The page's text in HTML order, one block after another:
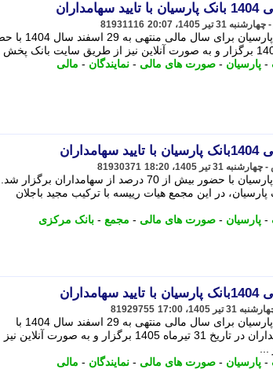
81931116
- پارسیان - صورت های مالی - نمایندگان - مالی
81930371
مجمع عمومی عادی سالانه بانک پارسیان با حضور بیش از 70 درصد از سهامداران برگزار شد.
در این مجمع هیات رییسه با ترکیب مجید باجلان
- پارسیان - صورت های مالی - مجمع - بانک مرکزی
81929755
مجمع عمومی عادی سالانه بانک پارسیان برای سال مالی منتهی به 29 اسفند سال 1404 با
حضور بیش از 70 درصد از سهامداران در تاریخ 31 تیرماه 1405 برگزار و به صورت آنلاین نیز
- پارسیان - صورت های مالی - نمایندگان - مالی